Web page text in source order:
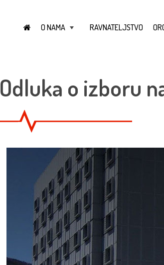
O NAMA RAVNATELJSTVO
Odluka o izboru